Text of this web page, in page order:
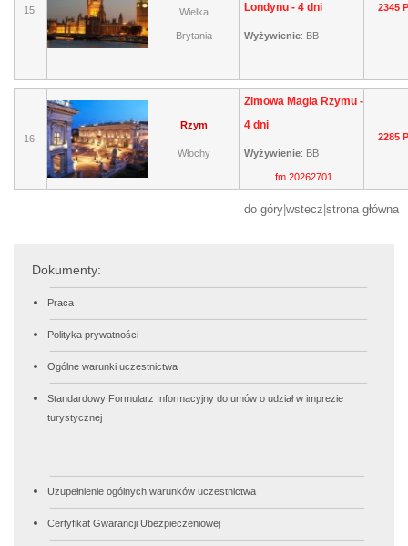
15. Wielka
Brytania
Londynu - 4 dni
Wyżywienie: BB
2345
16.
Rzym
Włochy
Zimowa Magia Rzymu -
4 dni
Wyżywienie: BB
fm 20262701
2285
do góry wstecz strona główna
Dokumenty:
Praca
Polityka prywatności
Ogólne warunki uczestnictwa
Standardowy Formularz Informacyjny do umów o udział w imprezie
turystycznej
Uzupełnienie ogólnych warunków uczestnictwa
Certyfikat Gwarancji Ubezpieczeniowej